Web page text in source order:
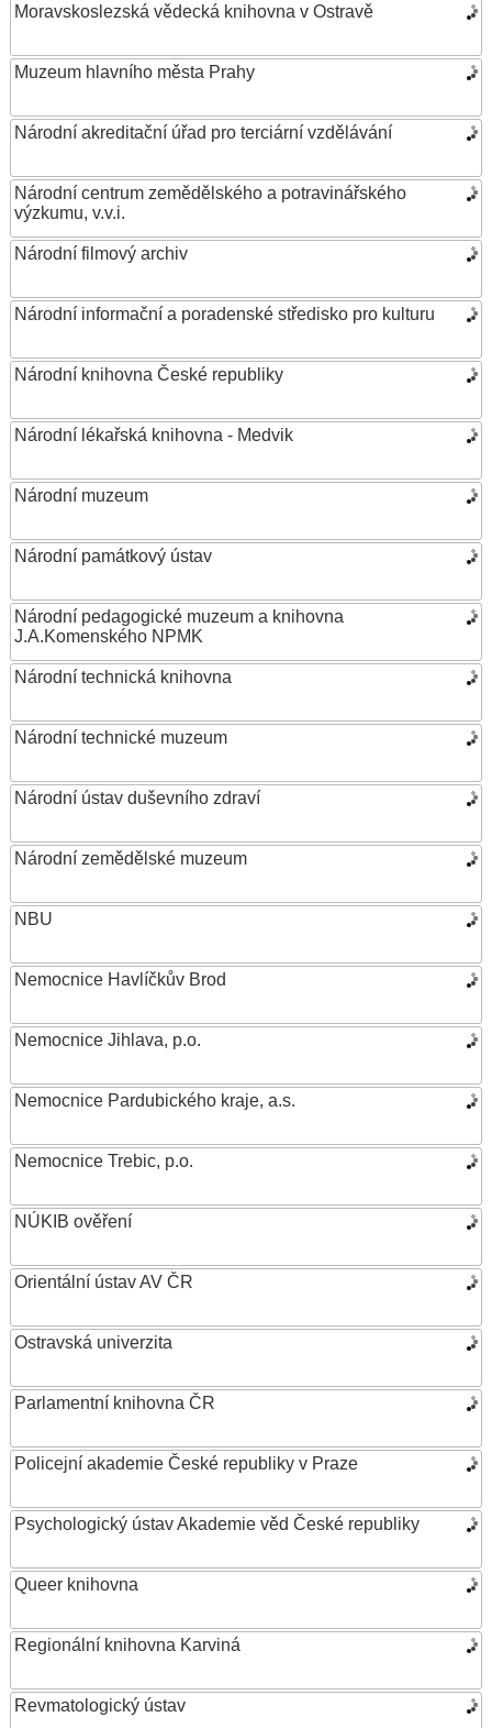
Moravskoslezská vědecká knihovna v Ostravě
Muzeum hlavního města Prahy
Národní akreditační úřad pro terciární vzdělávání
Národní centrum zemědělského a potravinářského
výzkumu, v.v.i.
Národní filmový archiv
Národní informační a poradenské středisko pro kulturu
Národní knihovna České republiky
Národní lékařská knihovna - Medvik
Národní muzeum
Národní památkový ústav
Národní pedagogické muzeum a knihovna
J.A.Komenského NPMK
Národní technická knihovna
Národní technické muzeum
Národní ústav duševního zdraví
Národní zemědělské muzeum
NBU
Nemocnice Havlíčkův Brod
Nemocnice Jihlava, p.o.
Nemocnice Pardubického kraje, a.s.
Nemocnice Trebic, p.o.
NÚKIB ověření
Orientální ústav AV ČR
Ostravská univerzita
Parlamentní knihovna ČR
Policejní akademie České republiky v Praze
Psychologický ústav Akademie věd České republiky
Queer knihovna
Regionální knihovna Karviná
Revmatologický ústav